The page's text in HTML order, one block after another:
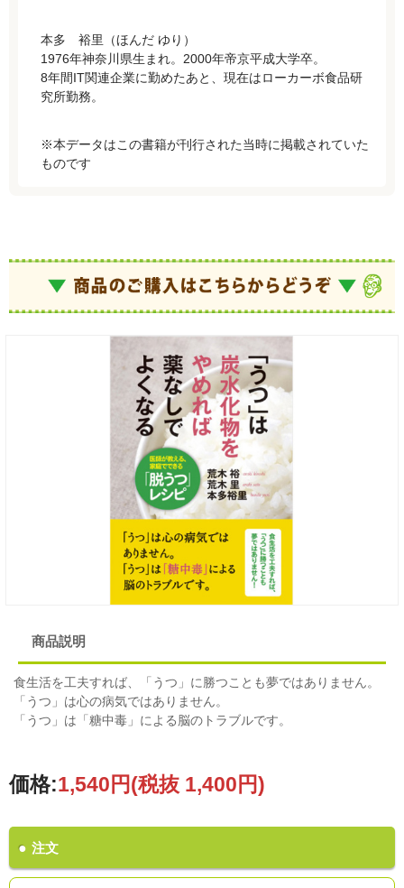
本多 裕里（ほんだ ゆり）
1976年神奈川県生まれ。2000年帝京平成大学卒。
8年間IT関連企業に勤めたあと、現在はローカーボ食品研
究所勤務。
※本データはこの書籍が刊行された当時に掲載されていた
ものです
商品説明
食生活を工夫すれば、「うつ」に勝つことも夢ではありません。
「うつ」は心の病気ではありません。
「うつ」は「糖中毒」による脳のトラブルです。
価格:1,540円(税抜 1,400円)
注文